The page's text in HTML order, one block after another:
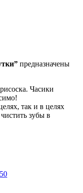
предназначены
Часики
так и в целях
зубы в